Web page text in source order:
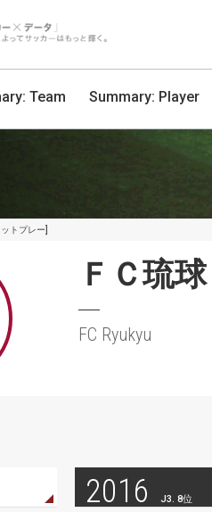
Team Summary: Player
トプレー]
ＦＣ琉球
FC Ryukyu
2016 J3. 8位